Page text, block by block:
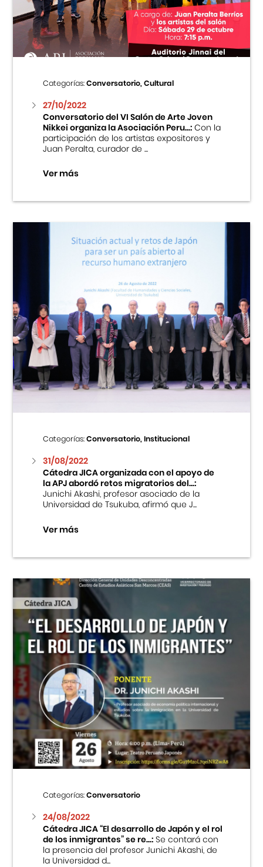
Centro Cultural Peruano Japonés
Cursos
Museo de la Inmigración Japonesa
Fondo Editorial
Teatro Peruano Japonés
Categorías:Conversatorio, Cultural
27/10/2022
Conversatorio del VI Salón de Arte Joven
Nikkei organiza la Asociación Peru...:Con la
participación de los artistas expositores y
Juan Peralta, curador de ...
Ver más
Categorías:Conversatorio, Institucional
31/08/2022
Cátedra JICA organizada con el apoyo de
la APJ abordó retos migratorios del...:
Junichi Akashi, profesor asociado de la
Universidad de Tsukuba, afirmó que J...
Ver más
Categorías:Conversatorio
24/08/2022
Cátedra JICA “El desarrollo de Japón y el rol
de los inmigrantes” se re...:Se contará con
la presencia del profesor Junichi Akashi, de
la Universidad d...